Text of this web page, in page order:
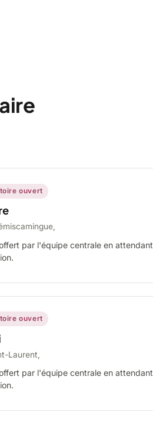
ouvert
par l'équipe centrale en attendant
ouvert
Laurent,
par l'équipe centrale en attendant